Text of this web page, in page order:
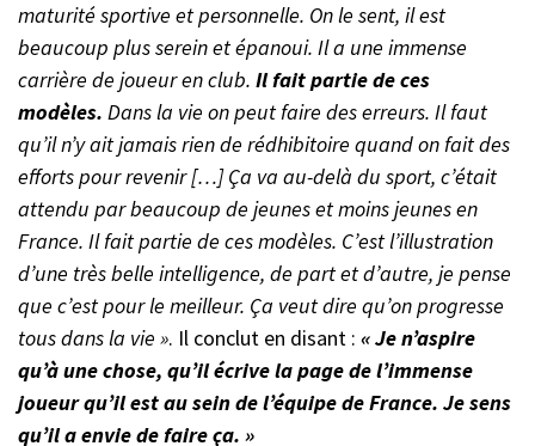
maturité sportive et personnelle. On le sent, il est
beaucoup plus serein et épanoui. Il a une immense
carrière de joueur en club. Il fait partie de ces
modèles. Dans la vie on peut faire des erreurs. Il faut
qu’il n’y ait jamais rien de rédhibitoire quand on fait des
efforts pour revenir […] Ça va au-delà du sport, c’était
attendu par beaucoup de jeunes et moins jeunes en
France. Il fait partie de ces modèles. C’est l’illustration
d’une très belle intelligence, de part et d’autre, je pense
que c’est pour le meilleur. Ça veut dire qu’on progresse
tous dans la vie ». Il conclut en disant : « Je n’aspire
qu’à une chose, qu’il écrive la page de l’immense
joueur qu’il est au sein de l’équipe de France. Je sens
qu’il a envie de faire ça. »